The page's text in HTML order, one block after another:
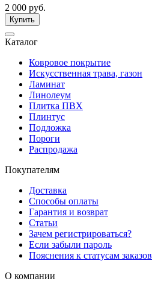
2 000 руб.
Купить
Каталог
Ковровое покрытие
Искусственная трава, газон
Ламинат
Линолеум
Плитка ПВХ
Плинтус
Подложка
Пороги
Распродажа
Покупателям
Доставка
Способы оплаты
Гарантия и возврат
Статьи
Зачем регистрироваться?
Если забыли пароль
Пояснения к статусам заказов
О компании